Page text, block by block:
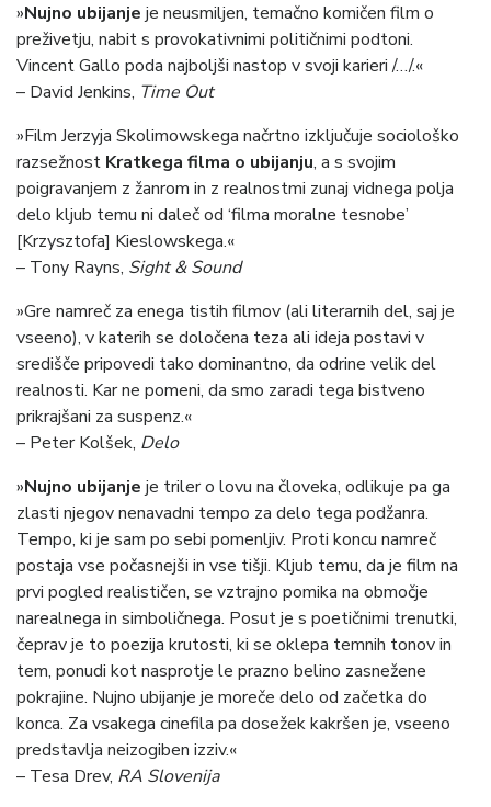
»Nujno ubijanje je neusmiljen, temačno komičen film o
preživetju, nabit s provokativnimi političnimi podtoni.
Vincent Gallo poda najboljši nastop v svoji karieri /…/.«
– David Jenkins, Time Out
»Film Jerzyja Skolimowskega načrtno izključuje sociološko
razsežnost Kratkega filma o ubijanju, a s svojim
poigravanjem z žanrom in z realnostmi zunaj vidnega polja
delo kljub temu ni daleč od ‘filma moralne tesnobe’
[Krzysztofa] Kieslowskega.«
– Tony Rayns, Sight & Sound
»Gre namreč za enega tistih filmov (ali literarnih del, saj je
vseeno), v katerih se določena teza ali ideja postavi v
središče pripovedi tako dominantno, da odrine velik del
realnosti. Kar ne pomeni, da smo zaradi tega bistveno
prikrajšani za suspenz.«
– Peter Kolšek, Delo
»Nujno ubijanje je triler o lovu na človeka, odlikuje pa ga
zlasti njegov nenavadni tempo za delo tega podžanra.
Tempo, ki je sam po sebi pomenljiv. Proti koncu namreč
postaja vse počasnejši in vse tišji. Kljub temu, da je film na
prvi pogled realističen, se vztrajno pomika na območje
narealnega in simboličnega. Posut je s poetičnimi trenutki,
čeprav je to poezija krutosti, ki se oklepa temnih tonov in
tem, ponudi kot nasprotje le prazno belino zasnežene
pokrajine. Nujno ubijanje je moreče delo od začetka do
konca. Za vsakega cinefila pa dosežek kakršen je, vseeno
predstavlja neizogiben izziv.«
– Tesa Drev, RA Slovenija